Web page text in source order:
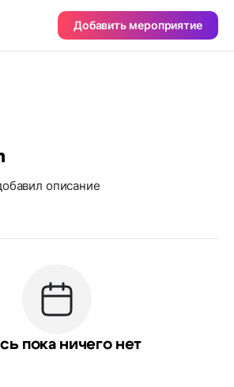
Добавить мероприятие
описание
пока ничего нет